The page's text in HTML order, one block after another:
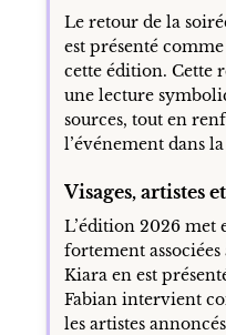
Le retour de la
est présenté
cette édition. Cette
une lecture
sources, tout en
l’événement dans
Visages, artistes
L’édition 2026 met
fortement
Kiara en est
Fabian intervient
les artistes